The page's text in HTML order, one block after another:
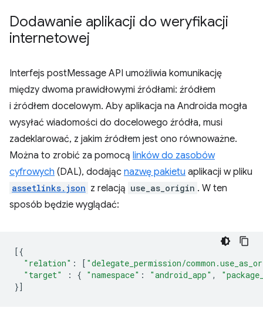
Dodawanie aplikacji do weryfikacji
internetowej
Interfejs postMessage API umożliwia komunikację
między dwoma prawidłowymi źródłami: źródłem
i źródłem docelowym. Aby aplikacja na Androida mogła
wysyłać wiadomości do docelowego źródła, musi
zadeklarować, z jakim źródłem jest ono równoważne.
Można to zrobić za pomocą linków do zasobów
cyfrowych (DAL), dodając nazwę pakietu aplikacji w pliku
assetlinks.json z relacją use_as_origin . W ten
sposób będzie wyglądać:
[{
"relation" : [ "delegate_permission/
"target"
: { "namespace" : "android_app" ,
}]